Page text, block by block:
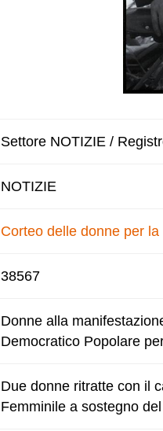
Settore NOTIZIE /
NOTIZIE
Corteo delle donne per
38567
Donne alla
Democratico Popolare
Due donne ritratte con il
Femminile a sostegno